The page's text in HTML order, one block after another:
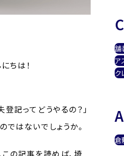
ちは！
記ってどうやるの？」
はないでしょうか。
舗
ア
ク
倉